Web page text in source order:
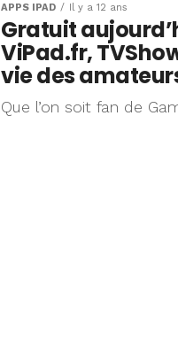
APPS IPAD Il y a 12 ans
Gratuit
ViPad.fr,
vie des
Que l’on soit fan de